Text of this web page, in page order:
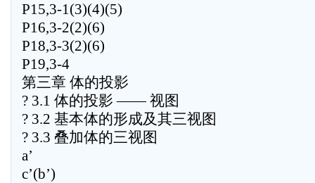
P15,3-1(3)(4)(5)
P16,3-2(2)(6)
P18,3-3(2)(6)
P19,3-4
第三章 体的投影
? 3.1 体的投影 —— 视图
? 3.2 基本体的形成及其三视图
? 3.3 叠加体的三视图
a’
c’(b’)